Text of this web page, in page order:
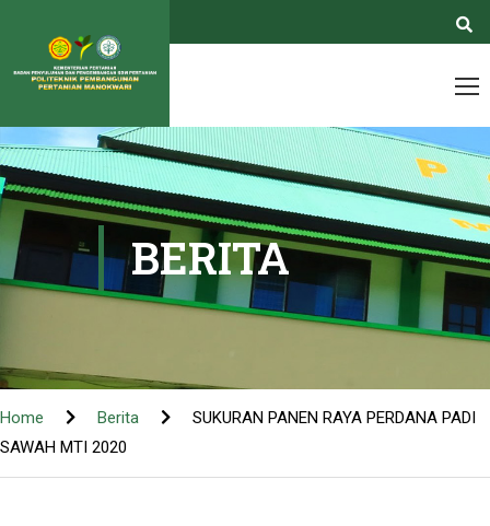
BERITA
Home Berita
SUKURAN PANEN RAYA PERDANA PADI
SAWAH MTI 2020